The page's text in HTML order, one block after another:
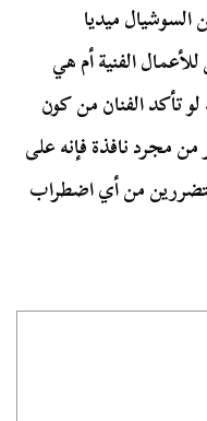
ميديا
الفنية أم هي
تأكد الفنان من كون
مجرد نافذة فإنه على
من أي اضطراب